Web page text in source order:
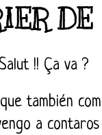
DE
Salut !! Ça va ?
también
a